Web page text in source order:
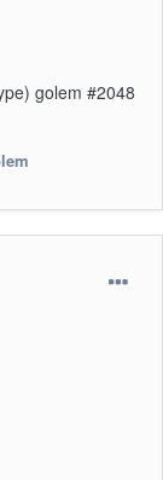
golem #2048